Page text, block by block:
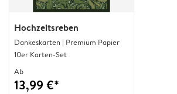
Hochzeitsreben
Dankeskarten | Premium Papier
10er Karten-Set
Ab
13,99 €*